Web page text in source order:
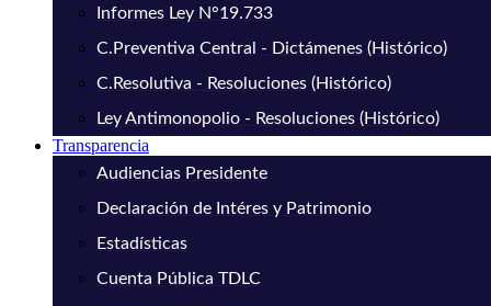
Informes Ley N°19.733
C.Preventiva Central - Dictámenes (Histórico)
C.Resolutiva - Resoluciones (Histórico)
Ley Antimonopolio - Resoluciones (Histórico)
Transparencia
Audiencias Presidente
Declaración de Intéres y Patrimonio
Estadísticas
Cuenta Pública TDLC